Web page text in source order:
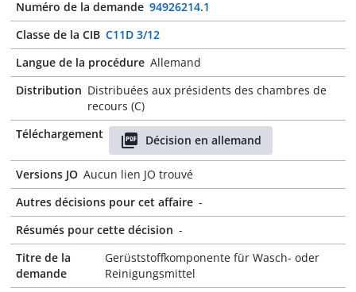
Numéro de la demande 94926214.1
Classe de la CIB C11D 3/12
Langue de la procédure Allemand
Distribution Distribuées aux présidents des chambres de
recours (C)
Téléchargement
Décision en allemand
Versions JO Aucun lien JO trouvé
Autres décisions pour cet affaire -
Résumés pour cette décision -
Titre de la
demande
Gerüststoffkomponente für Wasch- oder
Reinigungsmittel